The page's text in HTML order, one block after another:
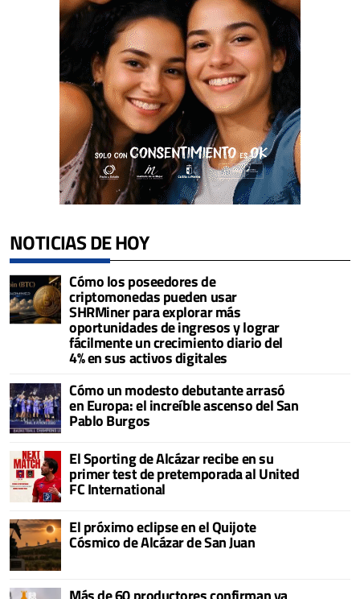
NOTICIAS DE HOY
Cómo los poseedores de
criptomonedas pueden usar
SHRMiner para explorar más
oportunidades de ingresos y lograr
fácilmente un crecimiento diario del
4% en sus activos digitales
Cómo un modesto debutante arrasó
en Europa: el increíble ascenso del San
Pablo Burgos
El Sporting de Alcázar recibe en su
primer test de pretemporada al United
FC International
El próximo eclipse en el Quijote
Cósmico de Alcázar de San Juan